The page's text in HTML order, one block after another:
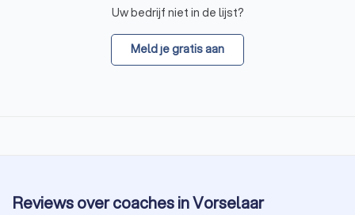
Uw bedrijf niet in de lijst?
Meld je gratis aan
Reviews over coaches in Vorselaar